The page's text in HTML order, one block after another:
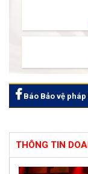
Báo Bảo vệ pháp
THÔNG TIN